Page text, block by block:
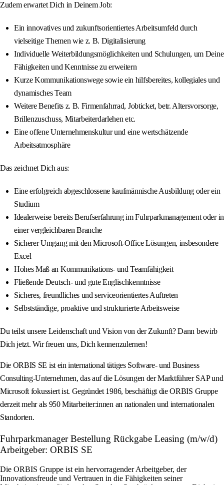
Zudem erwartet Dich in Deinem Job:
Ein innovatives und zukunftsorientiertes Arbeitsumfeld durch
vielseitige Themen wie z. B. Digitalisierung
Individuelle Weiterbildungsmöglichkeiten und Schulungen, um Deine
Fähigkeiten und Kenntnisse zu erweitern
Kurze Kommunikationswege sowie ein hilfsbereites, kollegiales und
dynamisches Team
Weitere Benefits z. B. Firmenfahrrad, Jobticket, betr. Altersvorsorge,
Brillenzuschuss, Mitarbeiterdarlehen etc.
Eine offene Unternehmenskultur und eine wertschätzende
Arbeitsatmosphäre
Das zeichnet Dich aus:
Eine erfolgreich abgeschlossene kaufmännische Ausbildung oder ein
Studium
Idealerweise bereits Berufserfahrung im Fuhrparkmanagement oder in
einer vergleichbaren Branche
Sicherer Umgang mit den Microsoft-Office Lösungen, insbesondere
Excel
Hohes Maß an Kommunikations- und Teamfähigkeit
Fließende Deutsch- und gute Englischkenntnisse
Sicheres, freundliches und serviceorientiertes Auftreten
Selbstständige, proaktive und strukturierte Arbeitsweise
Du teilst unsere Leidenschaft und Vision von der Zukunft? Dann bewirb
Dich jetzt. Wir freuen uns, Dich kennenzulernen!
Die ORBIS SE ist ein international tätiges Software- und Business
Consulting-Unternehmen, das auf die Lösungen der Marktführer SAP und
Microsoft fokussiert ist. Gegründet 1986, beschäftigt die ORBIS Gruppe
derzeit mehr als 950 Mitarbeiter:innen an nationalen und internationalen
Standorten.
Fuhrparkmanager Bestellung Rückgabe Leasing (m/w/d)
Arbeitgeber: ORBIS SE
Die ORBIS Gruppe ist ein hervorragender Arbeitgeber, der
Innovationsfreude und Vertrauen in die Fähigkeiten seiner